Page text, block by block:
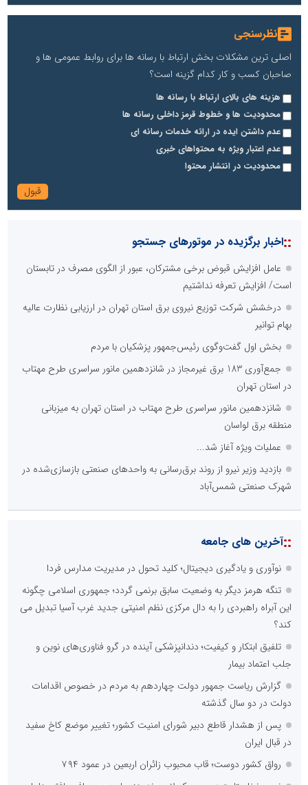
نظرسنجی
اصلی ترین مشکلات بخش ارتباط با رسانه ها برای روابط عمومی ها و
صاحبان کسب و کار کدام گزینه است؟
هزینه های بالای ارتباط با رسانه ها
محدودیت ها و خطوط قرمز داخلی رسانه ها
عدم داشتن ایده در ارائه خدمات رسانه ای
عدم اعتبار ویژه به محتواهای خبری
محدودیت در انتشار محتوا
::اخبار برگزیده در موتورهای جستجو
عامل افزایش قبوض برخی مشترکان، عبور از الگوی مصرف در تابستان
است/ افزایش تعرفه نداشتیم
درخشش شرکت توزیع نیروی برق استان تهران در ارزیابی نظارت عالیه
بهام توانیر
بخش اول گفت‌وگوی رئیس‌جمهور پزشکیان با مردم
جمع‌آوری 183 برق غیرمجاز در شانزدهمین مانور سراسری طرح مهتاب
در استان تهران
شانزدهمین مانور سراسری طرح مهتاب در استان تهران به میزبانی
منطقه برق لواسان
عملیات ویژه آغاز شد...
بازدید وزیر نیرو از روند برق‌رسانی به واحدهای صنعتی بازسازی‌شده در
شهرک صنعتی شمس‌آباد
::آخرین های جامعه
نوآوری و یادگیری دیجیتال؛ کلید تحول در مدیریت مدارس فردا
تنگه هرمز دیگر به وضعیت سابق برنمی گردد؛ جمهوری اسلامی چگونه
این آبراه راهبردی را به دال مرکزی نظم امنیتی جدید غرب آسیا تبدیل می
کند؟
تلفیق ابتکار و کیفیت؛ دندانپزشکی آینده در گرو فناوری‌های نوین و
جلب اعتماد بیمار
گزارش ریاست جمهور دولت چهاردهم به مردم در خصوص اقدامات
دولت در دو سال گذشته
پس از هشدار قاطع دبیر شورای امنیت کشور؛ تغییر موضع کاخ سفید
در قبال ایران
رواق کشور دوست؛ قاب محبوب زائران اربعین در عمود ۷۹۴